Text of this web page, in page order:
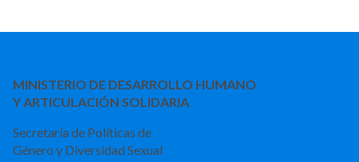
MINISTERIO DE DESARROLLO HUMANO
Y ARTICULACIÓN SOLIDARIA
Secretaría de Políticas de
Género y Diversidad Sexual